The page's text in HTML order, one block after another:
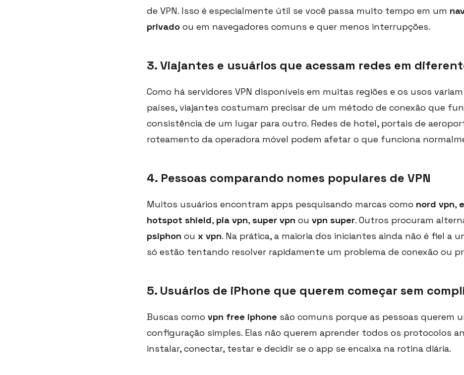
de VPN. Isso é especialmente útil se você passa muito tempo em um
privado ou em navegadores comuns e quer menos interrupções.
3. Viajantes e usuários que acessam redes em
Como há servidores VPN disponíveis em muitas regiões e os usos
países, viajantes costumam precisar de um método de conexão que
consistência de um lugar para outro. Redes de hotel, portais de
roteamento da operadora móvel podem afetar o que funciona
4. Pessoas comparando nomes populares de VPN
Muitos usuários encontram apps pesquisando marcas como nord vpn,
hotspot shield, pia vpn,super vpn ou vpn super. Outros procuram
psiphon ou x vpn. Na prática, a maioria dos iniciantes ainda não é fiel a
só estão tentando resolver rapidamente um problema de conexão ou
5. Usuários de iPhone que querem começar sem
Buscas como vpn free iphone são comuns porque as pessoas querem
configuração simples. Elas não querem aprender todos os protocolos
instalar, conectar, testar e decidir se o app se encaixa na rotina diária.